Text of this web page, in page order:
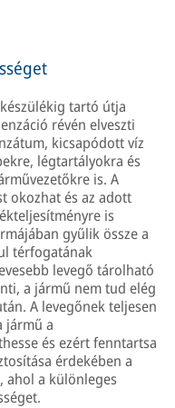
tartó útja
révén elveszti
kicsapódott víz
légtartályokra és
is. A
okozhat és az adott
is
gyűlik össze a
térfogatának
levegő tárolható
a jármű nem tud elég
A levegőnek teljesen
jármű a
és ezért fenntartsa
érdekében a
ahol a különleges